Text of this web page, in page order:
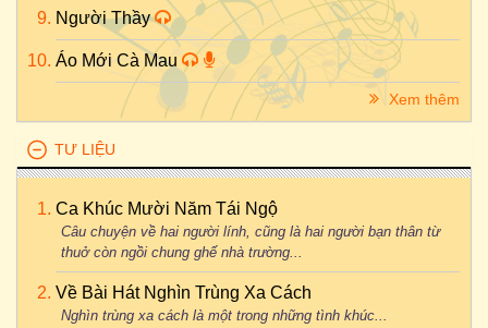
Người Thầy
Áo Mới Cà Mau
Xem thêm
TƯ LIỆU
Ca Khúc Mười Năm Tái Ngộ
Câu chuyện về hai người lính, cũng là hai người bạn thân từ
thuở còn ngồi chung ghế nhà trường...
Về Bài Hát Nghìn Trùng Xa Cách
Nghìn trùng xa cách là một trong những tình khúc...